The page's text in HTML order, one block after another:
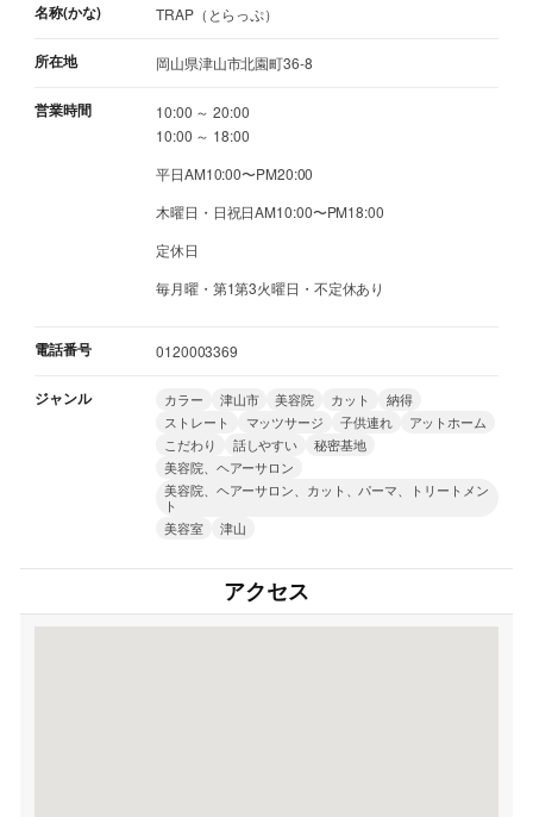
名称(かな) TRAP（とらっぷ）
所在地 岡山県津山市北園町36-8
営業時間
10:00 ～ 20:00
10:00 ～ 18:00
平日AM10:00〜PM20:00
木曜日・日祝日AM10:00〜PM18:00
定休日
毎月曜・第1第3火曜日・不定休あり
電話番号 0120003369
ジャンル カラー 津山市 美容院 カット
納得
ストレート
マッツサージ 子供連れ
アットホーム
こだわり
話しやすい
秘密基地
美容院、ヘアーサロン
美容院、ヘアーサロン、カット、パーマ、トリートメン
ト
美容室
津山
アクセス